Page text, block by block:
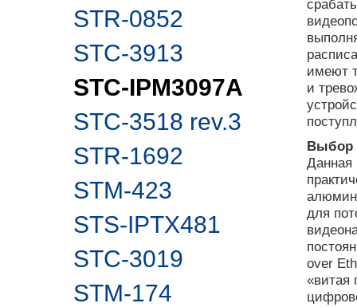
STR-0852
STC-3913
STC-IPM3097A
STC-3518 rev.3
STR-1692
STM-423
STS-IPTX481
STC-3019
STM-174
имеют
и
Выбор
Данная
для
over
«витая